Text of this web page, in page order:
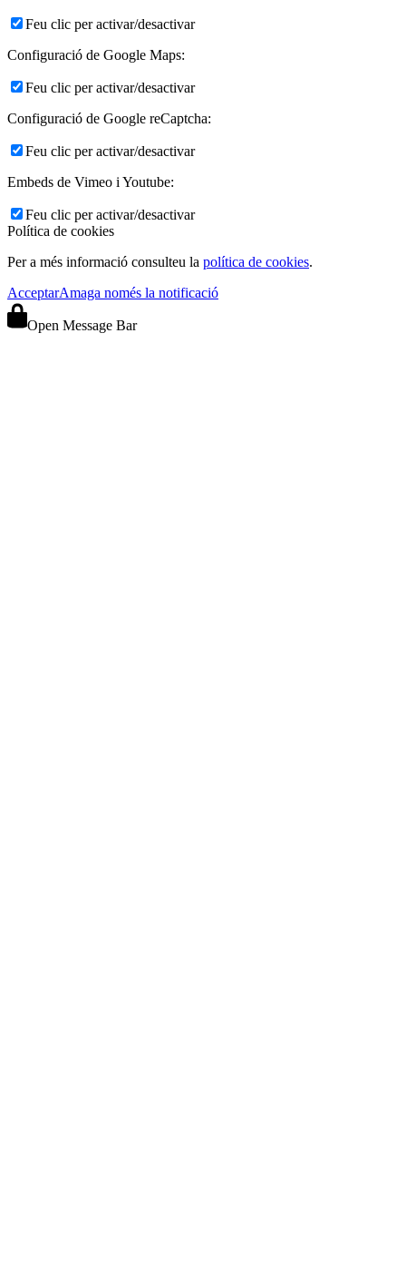
Feu clic per activar/desactivar
Configuració de Google Maps:
Feu clic per activar/desactivar
Configuració de Google reCaptcha:
Feu clic per activar/desactivar
Embeds de Vimeo i Youtube:
Feu clic per activar/desactivar
Política de cookies
Per a més informació consulteu la política de cookies.
AcceptarAmaga només la notificació
Open Message Bar